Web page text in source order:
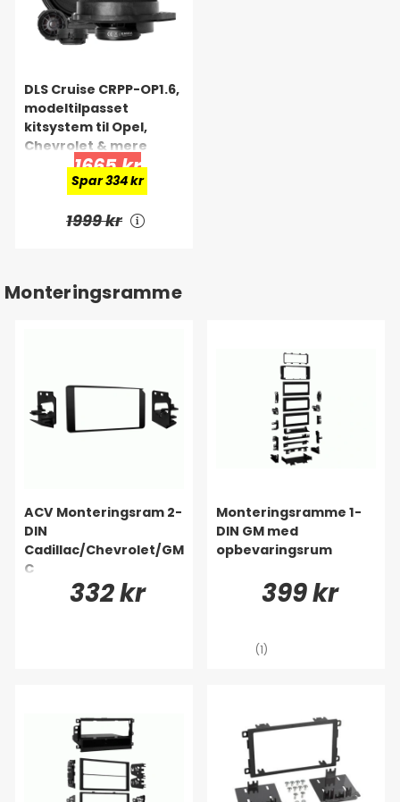
DLS Cruise CRPP-OP1.6,
modeltilpasset
kitsystem til Opel,
Chevrolet & mere
1665 kr
Spar 334 kr
1999 kr
Monteringsramme
ACV Monteringsram 2-
DIN
Cadillac/Chevrolet/GM
C
332 kr
Monteringsramme 1-
DIN GM med
opbevaringsrum
399 kr
(1)